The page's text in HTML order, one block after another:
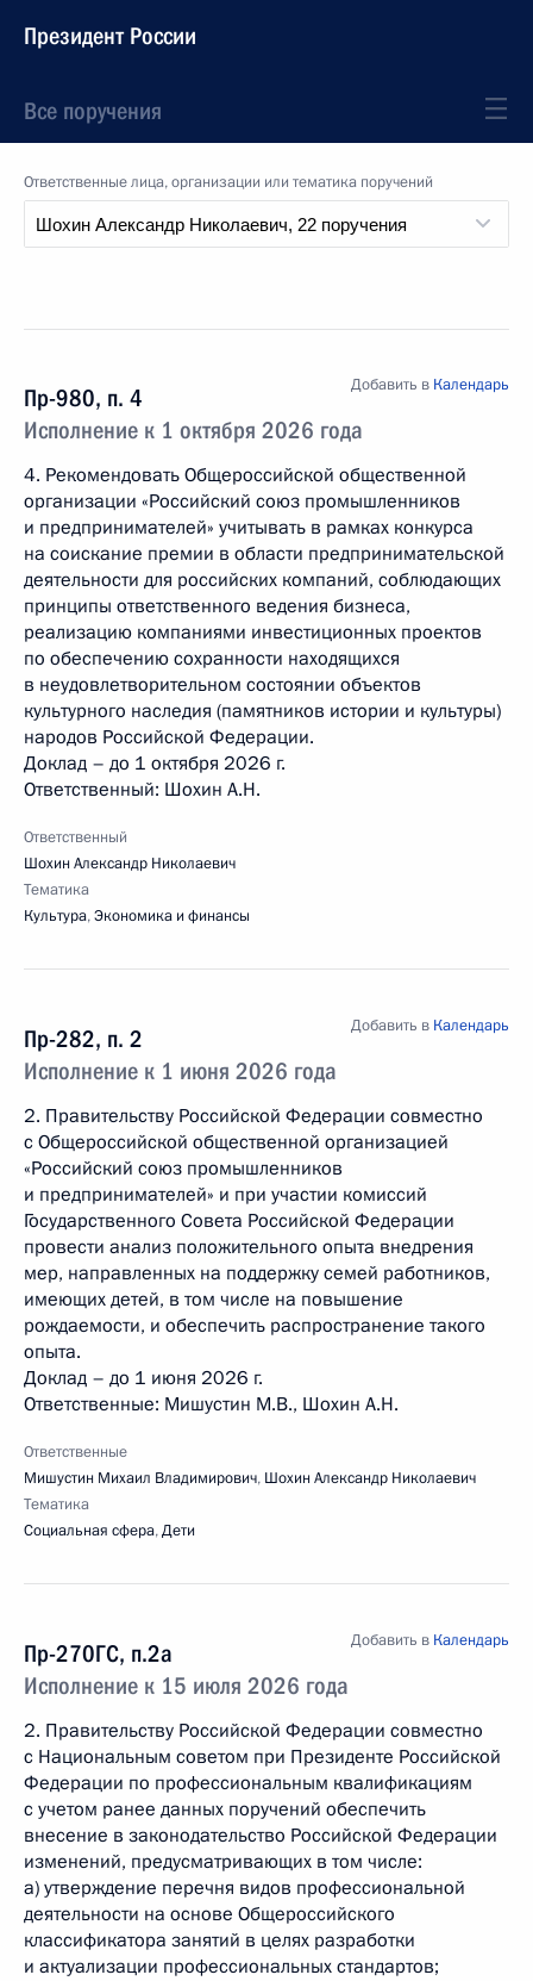
Президент России
Все поручения
Ответственные лица, организации или тематика поручений
Пр-980, п. 4
Исполнение к 1 октября 2026 года
Добавить в Календарь
4. Рекомендовать Общероссийской общественной
организации «Российский союз промышленников
и предпринимателей» учитывать в рамках конкурса
на соискание премии в области предпринимательской
деятельности для российских компаний, соблюдающих
принципы ответственного ведения бизнеса,
реализацию компаниями инвестиционных проектов
по обеспечению сохранности находящихся
в неудовлетворительном состоянии объектов
культурного наследия (памятников истории и культуры)
народов Российской Федерации.
Доклад – до 1 октября 2026 г.
Ответственный: Шохин А.Н.
Ответственный
Шохин Александр Николаевич
Тематика
Культура,Экономика и финансы
Пр-282, п. 2
Исполнение к 1 июня 2026 года
Добавить в Календарь
2. Правительству Российской Федерации совместно
с Общероссийской общественной организацией
«Российский союз промышленников
и предпринимателей» и при участии комиссий
Государственного Совета Российской Федерации
провести анализ положительного опыта внедрения
мер, направленных на поддержку семей работников,
имеющих детей, в том числе на повышение
рождаемости, и обеспечить распространение такого
опыта.
Доклад – до 1 июня 2026 г.
Ответственные: Мишустин М.В., Шохин А.Н.
Ответственные
Мишустин Михаил Владимирович, Шохин Александр Николаевич
Тематика
Социальная сфера,Дети
Пр-270ГС, п.2а
Исполнение к 15 июля 2026 года
Добавить в Календарь
2. Правительству Российской Федерации совместно
с Национальным советом при Президенте Российской
Федерации по профессиональным квалификациям
с учетом ранее данных поручений обеспечить
внесение в законодательство Российской Федерации
изменений, предусматривающих в том числе:
а) утверждение перечня видов профессиональной
деятельности на основе Общероссийского
классификатора занятий в целях разработки
и актуализации профессиональных стандартов;